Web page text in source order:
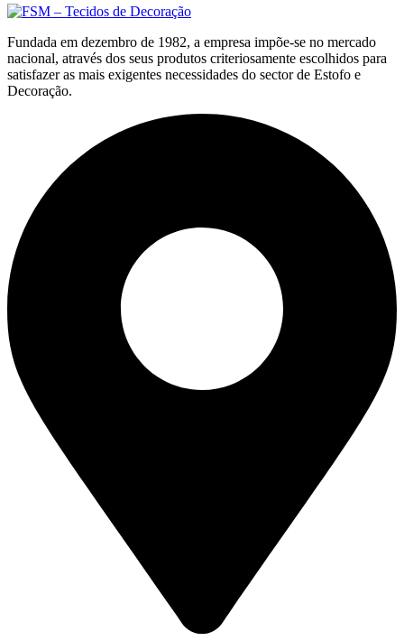
Fundada em dezembro de 1982, a empresa impõe-se no mercado
nacional, através dos seus produtos criteriosamente escolhidos para
satisfazer as mais exigentes necessidades do sector de Estofo e
Decoração.